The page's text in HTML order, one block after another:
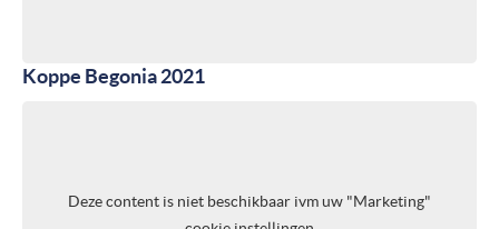
Koppe Begonia 2021
Deze content is niet beschikbaar ivm uw "Marketing"